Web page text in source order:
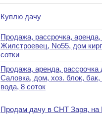
Куплю дачу
Продажа, рассрочка, аренда,
Жилстроевец, No55, дом
сотки
Продажа, аренда, рассрочка
Саловка, дом, хоз. блок, бак,
вода, 8 соток
Продам дачу в СНТ Заря, на